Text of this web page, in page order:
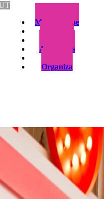
Málaga Type
Anteriores
Organiza